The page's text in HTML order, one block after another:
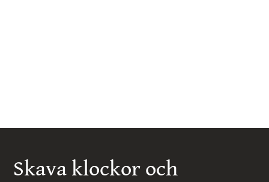
Skava klockor och